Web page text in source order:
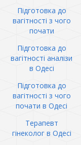
Підготовка до
вагітності з чого
почати
Підготовка до
вагітності аналізи
в Одесі
Підготовка до
вагітності з чого
почати в Одесі
Терапевт
гінеколог в Одесі